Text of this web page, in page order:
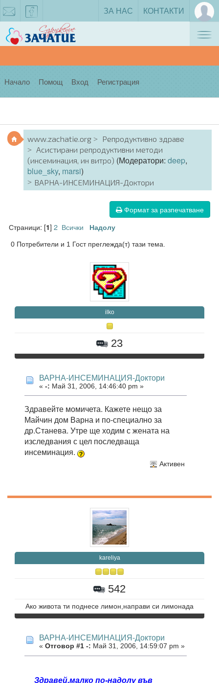
facebook
ЗА НАС КОНТАКТИ
Начало Помощ Вход Регистрация
www.zachatie.org
Репродуктивно здраве
Асистирани репродуктивни методи
(инсеминация, ин витро) (Модератори: deep,
blue_sky, marsi)
ВАРНА-ИНСЕМИНАЦИЯ-Доктори
Формат за разпечатване
Страници: [1] 2 Всички Надолу
0 Потребители и 1 Гост преглежда(т) тази тема.
ilko
23
ВАРНА-ИНСЕМИНАЦИЯ-Доктори
« -: Май 31, 2006, 14:46:40 pm »
Здравейте момичета. Кажете нещо за
Майчин дом Варна и по-специално за
др.Станева. Утре ще ходим с жената на
изследвания с цел последваща
инсеминация.
Активен
kareliya
542
Ако живота ти поднесе лимон,направи си лимонада
ВАРНА-ИНСЕМИНАЦИЯ-Доктори
« Отговор #1 -: Май 31, 2006, 14:59:07 pm »
Здравей,малко по-надолу във